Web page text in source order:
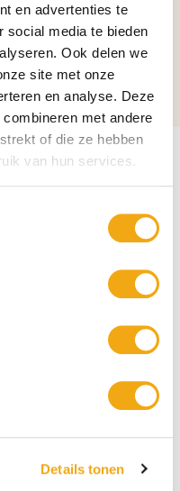
en advertenties te
social media te bieden
Ook delen we
site met onze
en analyse. Deze
met andere
of die ze hebben
van hun services.
Details tonen